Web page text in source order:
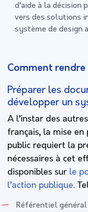
d’aide à la décision
vers des solutions
système de design
Comment
Préparer les
développer un
A l’instar des
français, la mise en
public requiert la
nécessaires à cet
disponibles sur le
l’action publique.
Référentiel général